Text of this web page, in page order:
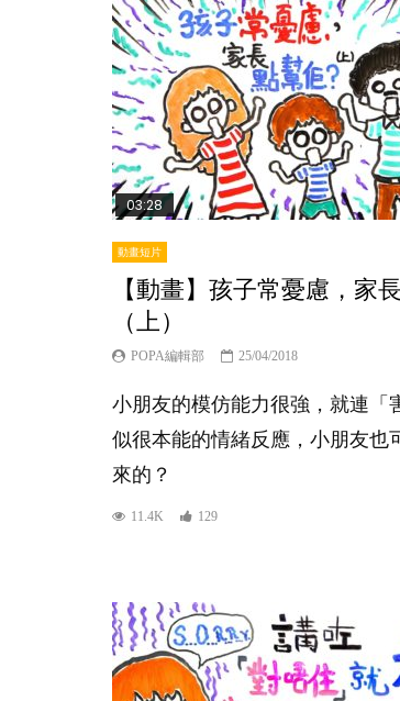
03:28
動畫短片
【動畫】孩子常憂慮，家
（上）
POPA編輯部 25/04/2018
小朋友的模仿能力很強，就連「
似很本能的情緒反應，小朋友也
來的？
11.4K 129